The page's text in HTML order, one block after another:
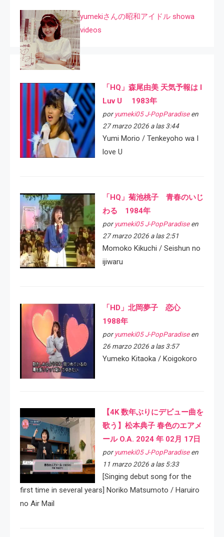
yumekiさんの昭和アイドル showa
videos
「HQ」森尾由美 天気予報は I
Luv U 1983年
por yumeki05 J-PopParadiseen
27 marzo 2026 a las 3:44
Yumi Morio / Tenkeyoho wa I
love U
「HQ」菊池桃子 青春のいじ
わる 1984年
por yumeki05 J-PopParadiseen
27 marzo 2026 a las 2:51
Momoko Kikuchi / Seishun no
ijiwaru
「HD」北岡夢子 恋心
1988年
por yumeki05 J-PopParadiseen
26 marzo 2026 a las 3:57
Yumeko Kitaoka / Koigokoro
【4K 数年ぶりにデビュー曲を
歌う】松本典子 春色のエアメ
ール O.A. 2024 年 02月 17日
por yumeki05 J-PopParadiseen
11 marzo 2026 a las 5:33
[Singing debut song for the
first time in several years] Noriko Matsumoto / Haruiro
no Air Mail